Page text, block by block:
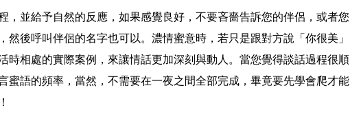
，並給予自然的反應，如果感覺良好，不要吝嗇告訴您的伴侶，或者您
然後呼叫伴侶的名字也可以。濃情蜜意時，若只是跟對方說「你很美」
時相處的實際案例，來讓情話更加深刻與動人。當您覺得談話過程很順
蜜語的頻率，當然，不需要在一夜之間全部完成，畢竟要先學會爬才能